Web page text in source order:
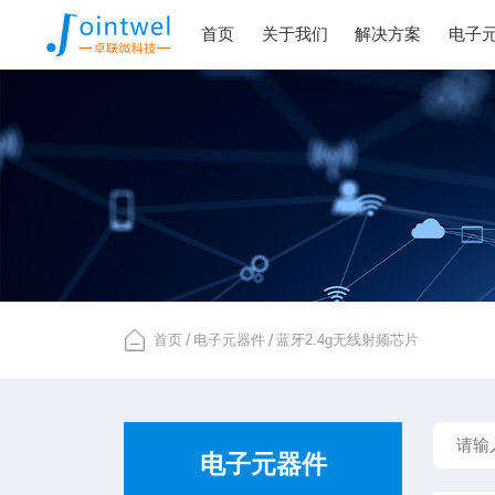
首页 关于我们 解决方案 电子
首页 / 电子元器件 / 蓝牙2.4g无线射频芯片
电子元器件